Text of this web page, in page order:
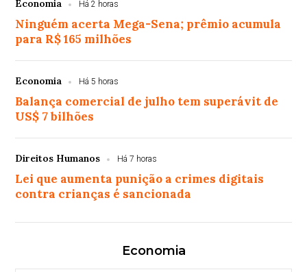
Economia Há 2 horas
Ninguém acerta Mega-Sena; prêmio acumula
para R$ 165 milhões
Economia Há 5 horas
Balança comercial de julho tem superávit de
US$ 7 bilhões
Direitos Humanos Há 7 horas
Lei que aumenta punição a crimes digitais
contra crianças é sancionada
Economia